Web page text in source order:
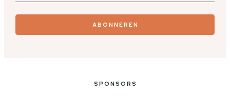
Abonneren
Sponsors